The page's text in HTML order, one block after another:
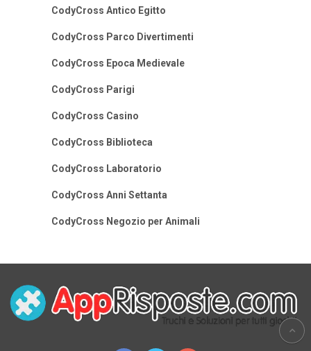
CodyCross Antico Egitto
CodyCross Parco Divertimenti
CodyCross Epoca Medievale
CodyCross Parigi
CodyCross Casino
CodyCross Biblioteca
CodyCross Laboratorio
CodyCross Anni Settanta
CodyCross Negozio per Animali